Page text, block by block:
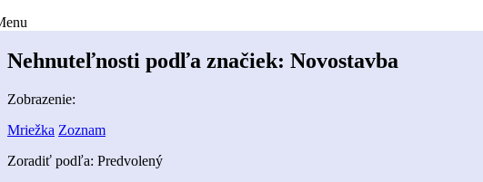
Nehnuteľnosti podľa značiek: Novostavba
Zobrazenie:
Mriežka Zoznam
Zoradiť podľa: Predvolený